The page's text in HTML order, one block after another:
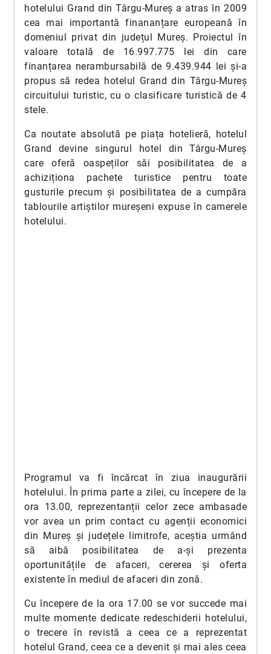
hotelului Grand din Târgu-Mureș a atras în 2009
cea mai importantă finananțare europeană în
domeniul privat din județul Mureș. Proiectul în
valoare totală de 16.997.775 lei din care
finanțarea nerambursabilă de 9.439.944 lei și-a
propus să redea hotelul Grand din Târgu-Mureș
circuitului turistic, cu o clasificare turistică de 4
stele.
Ca noutate absolută pe piața hotelieră, hotelul
Grand devine singurul hotel din Târgu-Mureș
care oferă oaspeților săi posibilitatea de a
achiziționa pachete turistice pentru toate
gusturile precum și posibilitatea de a cumpăra
tablourile artiștilor mureșeni expuse în camerele
hotelului.
Programul va fi încărcat în ziua inaugurării
hotelului. În prima parte a zilei, cu începere de la
ora 13.00, reprezentanții celor zece ambasade
vor avea un prim contact cu agenții economici
din Mureș și județele limitrofe, aceștia urmând
să aibă posibilitatea de a-și prezenta
oportunitățile de afaceri, cererea și oferta
existente în mediul de afaceri din zonă.
Cu începere de la ora 17.00 se vor succede mai
multe momente dedicate redeschiderii hotelului,
o trecere în revistă a ceea ce a reprezentat
hotelul Grand, ceea ce a devenit și mai ales ceea